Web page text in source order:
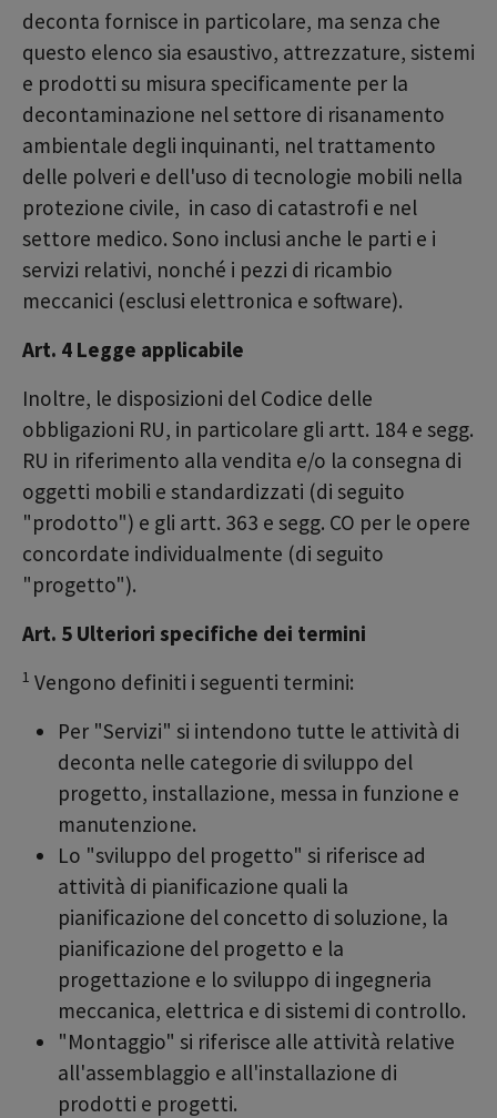
deconta fornisce in particolare, ma senza che
questo elenco sia esaustivo, attrezzature, sistemi
e prodotti su misura specificamente per la
decontaminazione nel settore di risanamento
ambientale degli inquinanti, nel trattamento
delle polveri e dell'uso di tecnologie mobili nella
protezione civile, in caso di catastrofi e nel
settore medico. Sono inclusi anche le parti e i
servizi relativi, nonché i pezzi di ricambio
meccanici (esclusi elettronica e software).
Art. 4 Legge applicabile
Inoltre, le disposizioni del Codice delle
obbligazioni RU, in particolare gli artt. 184 e segg.
RU in riferimento alla vendita e/o la consegna di
oggetti mobili e standardizzati (di seguito
"prodotto") e gli artt. 363 e segg. CO per le opere
concordate individualmente (di seguito
"progetto").
Art. 5 Ulteriori specifiche dei termini
1 Vengono definiti i seguenti termini:
Per "Servizi" si intendono tutte le attività di
deconta nelle categorie di sviluppo del
progetto, installazione, messa in funzione e
manutenzione.
Lo "sviluppo del progetto" si riferisce ad
attività di pianificazione quali la
pianificazione del concetto di soluzione, la
pianificazione del progetto e la
progettazione e lo sviluppo di ingegneria
meccanica, elettrica e di sistemi di controllo.
"Montaggio" si riferisce alle attività relative
all'assemblaggio e all'installazione di
prodotti e progetti.